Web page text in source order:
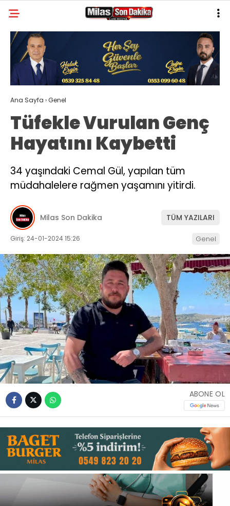
WhatsApp
İhbar Hattı
Facebook
Instagram
Youtube
28
GALERİ YAZARLAR
MILAS
MUĞLA’DAN
ASAYIŞ
GÜNDEM
EKONOMI
SPOR
VEFAT
GENEL
KÜNYE
Ana Sayfa ›Genel
Tüfekle Vurulan Genç
Hayatını Kaybetti
34 yaşındaki Cemal Gül, yapılan tüm
müdahalelere rağmen yaşamını yitirdi.
Milas Son Dakika TÜM YAZILARI
Giriş: 24-01-2024 15:26 Genel
ABONE OL